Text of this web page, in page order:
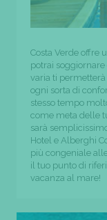
Costa Verde offre
potrai
varia ti
ogni sorta di
stesso tempo
come meta delle
sarà
Hotel e Alberghi
più congeniale
il tuo punto di
vacanza al mare!